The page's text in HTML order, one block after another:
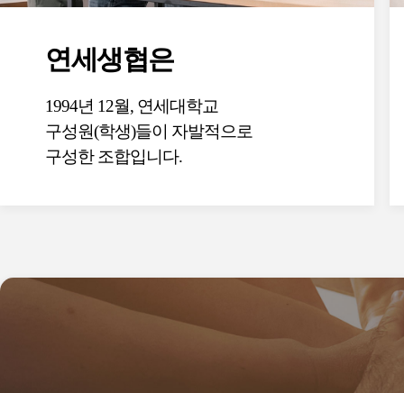
연세생협은
1994년 12월, 연세대학교
구성원(학생)들이 자발적으로
구성한 조합입니다.